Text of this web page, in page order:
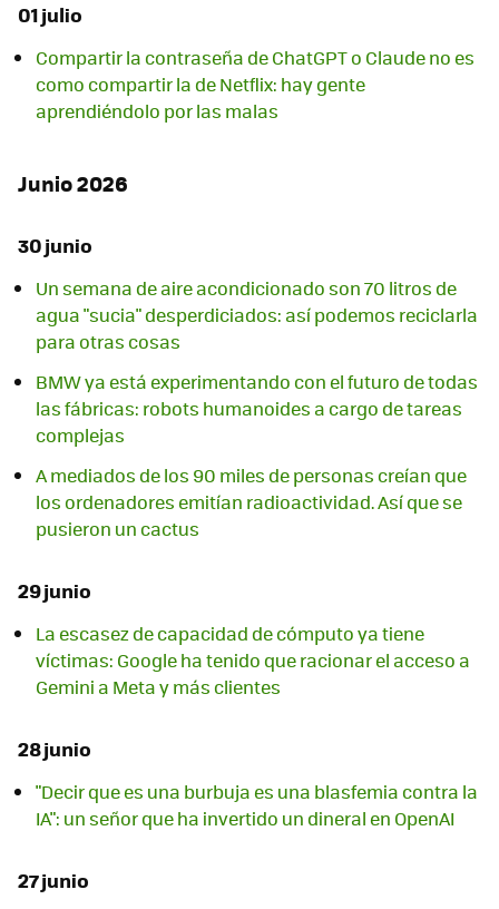
01 julio
Compartir la contraseña de ChatGPT o Claude no es
como compartir la de Netflix: hay gente
aprendiéndolo por las malas
Junio 2026
30 junio
Un semana de aire acondicionado son 70 litros de
agua "sucia" desperdiciados: así podemos reciclarla
para otras cosas
BMW ya está experimentando con el futuro de todas
las fábricas: robots humanoides a cargo de tareas
complejas
A mediados de los 90 miles de personas creían que
los ordenadores emitían radioactividad. Así que se
pusieron un cactus
29 junio
La escasez de capacidad de cómputo ya tiene
víctimas: Google ha tenido que racionar el acceso a
Gemini a Meta y más clientes
28 junio
"Decir que es una burbuja es una blasfemia contra la
IA": un señor que ha invertido un dineral en OpenAI
27 junio